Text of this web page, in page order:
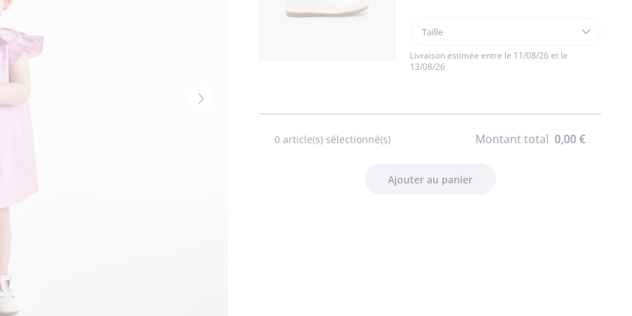
Volgende
Taille
Salomés
bébé
fille
Taille
Livraison estimée entre le 11/08/26 et le
13/08/26
0 article(s) sélectionné(s) Montant total 0,00 €